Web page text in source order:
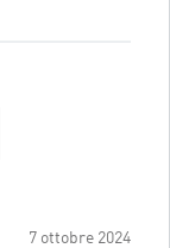
7 ottobre 2024